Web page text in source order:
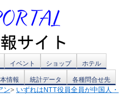
イベント ショップ
ホテル
情報 統計データ 各種問合せ先
ン> いずれはNTT役員全員が中国人・